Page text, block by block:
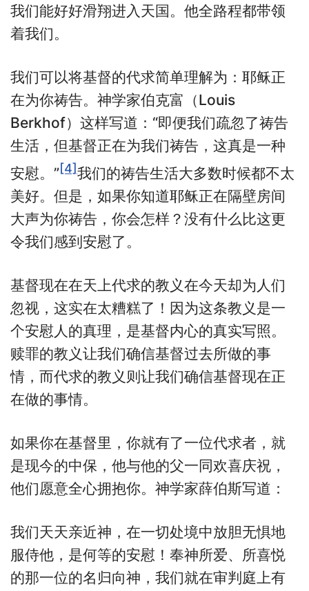
我们能好好滑翔进入天国。他全路程都带领
着我们。
我们可以将基督的代求简单理解为：耶稣正
在为你祷告。神学家伯克富（Louis
Berkhof）这样写道：“即便我们疏忽了祷告
生活，但基督正在为我们祷告，这真是一种
安慰。”[4]我们的祷告生活大多数时候都不太
美好。但是，如果你知道耶稣正在隔壁房间
大声为你祷告，你会怎样？没有什么比这更
令我们感到安慰了。
基督现在在天上代求的教义在今天却为人们
忽视，这实在太糟糕了！因为这条教义是一
个安慰人的真理，是基督内心的真实写照。
赎罪的教义让我们确信基督过去所做的事
情，而代求的教义则让我们确信基督现在正
在做的事情。
如果你在基督里，你就有了一位代求者，就
是现今的中保，他与他的父一同欢喜庆祝，
他们愿意全心拥抱你。神学家薛伯斯写道：
我们天天亲近神，在一切处境中放胆无惧地
服侍他，是何等的安慰！奉神所爱、所喜悦
的那一位的名归向神，我们就在审判庭上有